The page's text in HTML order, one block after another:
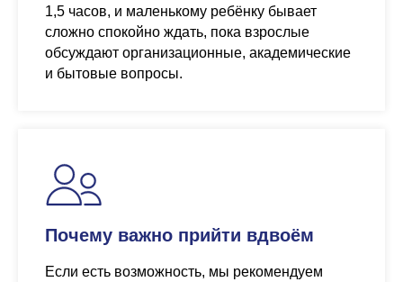
1,5 часов, и маленькому ребёнку бывает
сложно спокойно ждать, пока взрослые
обсуждают организационные, академические
и бытовые вопросы.
Почему важно прийти вдвоём
Если есть возможность, мы рекомендуем